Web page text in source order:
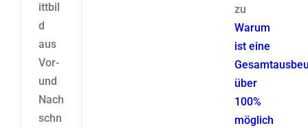
ittbil
d
aus
Vor-
und
Nach
schn
zu
Warum
ist eine
über
100%
möglich